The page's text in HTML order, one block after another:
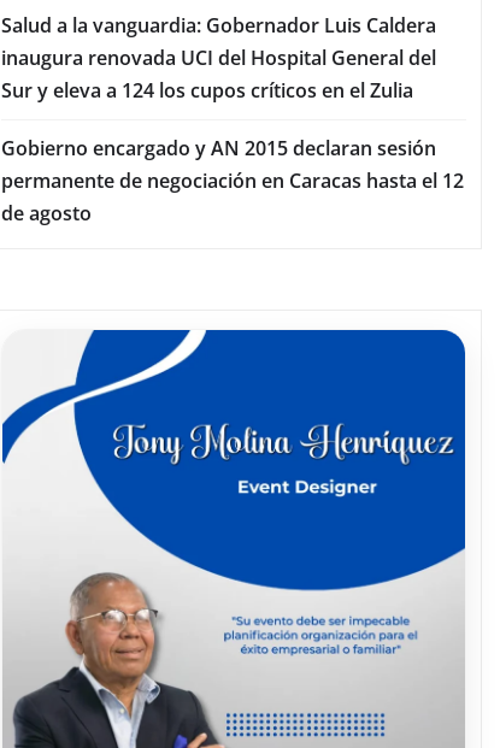
Salud a la vanguardia: Gobernador Luis Caldera
inaugura renovada UCI del Hospital General del
Sur y eleva a 124 los cupos críticos en el Zulia
Gobierno encargado y AN 2015 declaran sesión
permanente de negociación en Caracas hasta el 12
de agosto